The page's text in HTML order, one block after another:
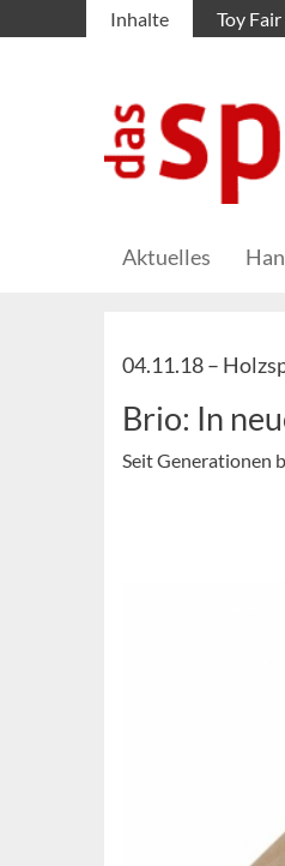
Inhalte Toy Fair
Aktuelles
04.11.18 –
Brio: In
Seit Generationen